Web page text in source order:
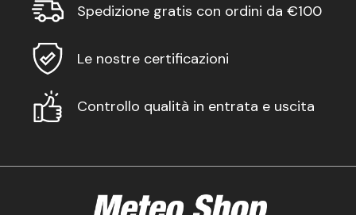
Spedizione gratis con ordini da €100
Le nostre certificazioni
Controllo qualità in entrata e uscita